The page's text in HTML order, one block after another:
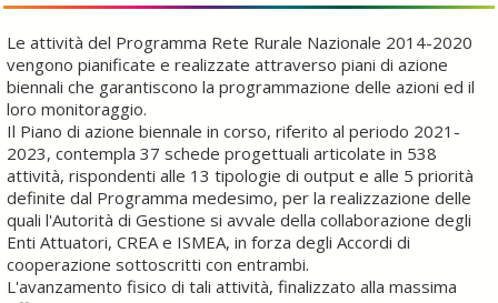
Le attività del Programma Rete Rurale Nazionale 2014-2020
vengono pianificate e realizzate attraverso piani di azione
biennali che garantiscono la programmazione delle azioni ed il
loro monitoraggio.
Il Piano di azione biennale in corso, riferito al periodo 2021-
2023, contempla 37 schede progettuali articolate in 538
attività, rispondenti alle 13 tipologie di output e alle 5 priorità
definite dal Programma medesimo, per la realizzazione delle
quali l'Autorità di Gestione si avvale della collaborazione degli
Enti Attuatori, CREA e ISMEA, in forza degli Accordi di
cooperazione sottoscritti con entrambi.
L'avanzamento fisico di tali attività, finalizzato alla massima